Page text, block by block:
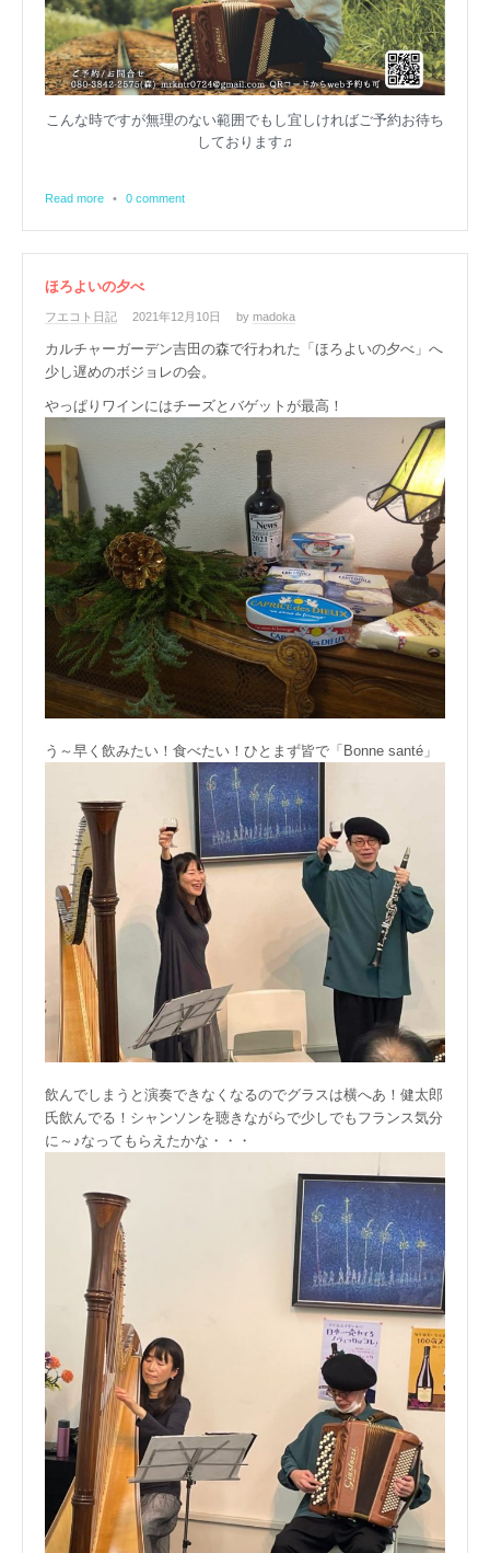
こんな時ですが無理のない範囲でもし宜しければご予約お待ち
しております♫
Read more • 0 comment
ほろよいの夕べ
フエコト日記 2021年12月10日 by madoka
カルチャーガーデン吉田の森で行われた「ほろよいの夕べ」へ
少し遅めのボジョレの会。
やっぱりワインにはチーズとバゲットが最高！
う～早く飲みたい！食べたい！ひとまず皆で「Bonne santé」
飲んでしまうと演奏できなくなるのでグラスは横へあ！健太郎
氏飲んでる！シャンソンを聴きながらで少しでもフランス気分
に～♪なってもらえたかな・・・